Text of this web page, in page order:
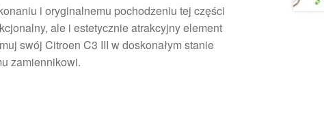
i oryginalnemu pochodzeniu tej części
ale i estetycznie atrakcyjny element
swój Citroen C3 III w doskonałym stanie
zamiennikowi.